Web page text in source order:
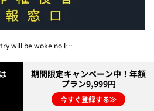
アメリカはもはや目覚めていない）byドナルド・トランプ大統領
期間限定キャンペーン中！年額
プラン9,999円
今すぐ登録する≫